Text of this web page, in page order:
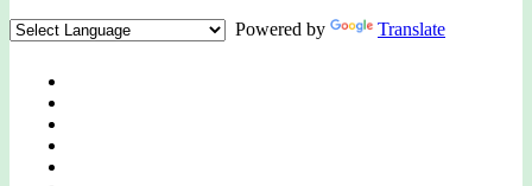
Powered by
Translate